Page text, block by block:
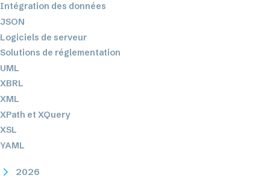
Intégration des données
JSON
Logiciels de serveur
Solutions de réglementation
UML
XBRL
XML
XPath et XQuery
XSL
YAML
2026